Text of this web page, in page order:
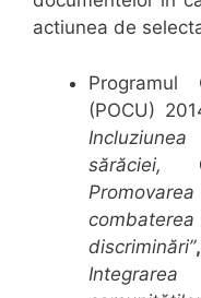
actiunea de
Programul
(POCU)
sărăciei,
discriminări”